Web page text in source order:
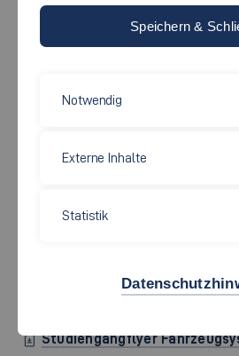
Bachelor of Engineering
Du hast Lust, bereits heute an den
Studium, dessen Inhalte sich an den
Autonomes Fahren, E-Mobility,
Unternehmen aus der
Studiengangflyer
Speichern &
Notwendig
Externe Inhalte
Statistik